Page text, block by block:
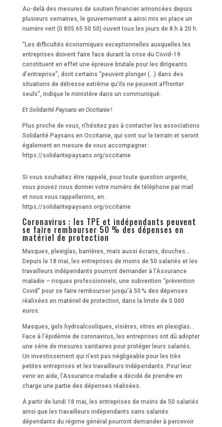
Au-delà des mesures de soutien financier annoncées depuis
plusieurs semaines, le gouvernement a ainsi mis en place un
numéro vert (0 805 65 50 50) ouvert tous les jours de 8 h à 20 h.
“Les difficultés économiques exceptionnelles auxquelles les
entreprises doivent faire face durant la crise du Covid-19
constituent en effet une épreuve brutale pour les dirigeants
d’entreprise”, dont certains “peuvent plonger (…) dans des
situations de détresse extrême qu’ils ne peuvent affronter
seuls”, indique le ministère dans un communiqué.
Et Solidarité Paysans en Occitanie !
Plus proche de vous, n’hésitez pas à contacter les associations
Solidarité Paysans en Occitanie, qui sont sur le terrain et seront
également en mesure de vous accompagner :
https://solidaritepaysans.org/occitanie
Si vous souhaitez être rappelé, pour toute question urgente,
vous pouvez nous donner votre numéro de téléphone par mail
et nous vous rappellerons, en :
https://solidaritepaysans.org/occitanie
Coronavirus : les TPE et indépendants peuvent
se faire rembourser 50 % des dépenses en
matériel de protection
Masques, plexiglas, barrières, mais aussi écrans, douches…
Depuis le 18 mai, les entreprises de moins de 50 salariés et les
travailleurs indépendants pourront demander à l’Assurance
maladie – risques professionnels, une subvention “prévention
Covid” pour se faire rembourser jusqu’à 50 % des dépenses
réalisées en matériel de protection, dans la limite de 5 000
euros.
Masques, gels hydroalcooliques, visières, vitres en plexiglas…
Face à l’épidémie de coronavirus, les entreprises ont dû adopter
une série de mesures sanitaires pour protéger leurs salariés.
Un investissement qui n’est pas négligeable pour les très
petites entreprises et les travailleurs indépendants. Pour leur
venir en aide, l’Assurance maladie a décidé de prendre en
charge une partie des dépenses réalisées.
À partir de lundi 18 mai, les entreprises de moins de 50 salariés
ainsi que les travailleurs indépendants sans salariés
dépendants du régime général pourront demander à percevoir